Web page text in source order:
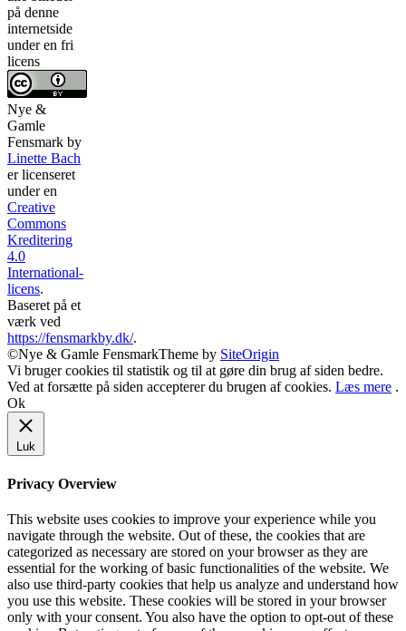
på denne
internetside
under en fri
licens
Nye &
Gamle
Fensmark by
Linette Bach
er licenseret
under en
Creative
Commons
Kreditering
4.0
International-
licens.
Baseret på et
værk ved
https://fensmarkby.dk/.
©Nye & Gamle FensmarkTheme by SiteOrigin
Vi bruger cookies til statistik og til at gøre din brug af siden bedre.
Ved at forsætte på siden accepterer du brugen af cookies. Læs mere .
Ok
Luk
Privacy Overview
This website uses cookies to improve your experience while you
navigate through the website. Out of these, the cookies that are
categorized as necessary are stored on your browser as they are
essential for the working of basic functionalities of the website. We
also use third-party cookies that help us analyze and understand how
you use this website. These cookies will be stored in your browser
only with your consent. You also have the option to opt-out of these